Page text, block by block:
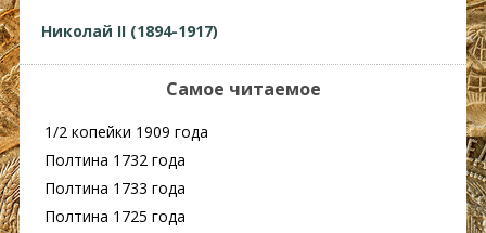
Николай II (1894-1917)
Самое читаемое
1/2 копейки 1909 года
Полтина 1732 года
Полтина 1733 года
Полтина 1725 года